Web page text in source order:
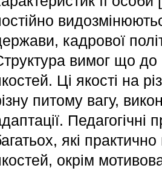
кадрової
вимог що
Ці якості на
питому вагу,
які
окрім